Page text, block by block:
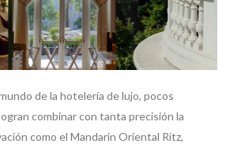
de la hotelería de lujo, pocos
combinar con tanta precisión la
como el Mandarin Oriental Ritz,